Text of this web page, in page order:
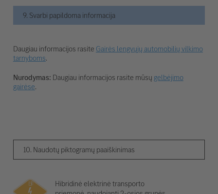
9. Svarbi papildoma informacija
Daugiau informacijos rasite Gairės lengvųjų automobilių vilkimo
tarnyboms.
Nurodymas: Daugiau informacijos rasite mūsų gelbėjimo
gairėse.
10. Naudotų piktogramų paaiškinimas
Hibridinė elektrinė transporto